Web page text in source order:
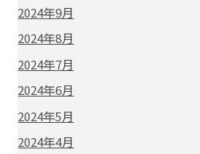
2024年9月
2024年8月
2024年7月
2024年6月
2024年5月
2024年4月